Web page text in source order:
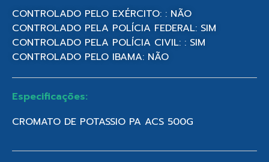
CONTROLADO PELO EXÉRCITO: : NÃO
CONTROLADO PELA POLÍCIA FEDERAL: SIM
CONTROLADO PELA POLÍCIA CIVIL: : SIM
CONTROLADO PELO IBAMA: NÃO
Especificações:
CROMATO DE POTASSIO PA ACS 500G